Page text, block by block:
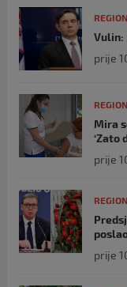
REGION
Vulin:
prije
REGION
Mira
‘Zato
prije
REGION
prije